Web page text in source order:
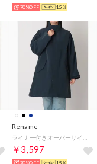
70%OFF 15%
Rename
￥3,597
70%OFF 15%